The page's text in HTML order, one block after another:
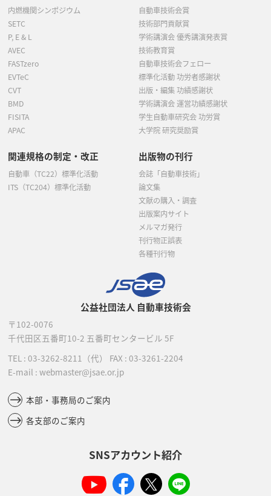
公益社団法人 自動車技術会
〒102-0076
千代田区五番町10-2 五番町センタービル 5F
TEL : 03-3262-8211 （代） FAX : 03-3261-2204
E-mail : webmaster@jsae.or.jp
本部・事務局のご案内
各支部のご案内
SNSアカウント紹介
内燃機関シンポジウム
SETC
P, E & L
AVEC
FASTzero
EVTeC
CVT
BMD
FISITA
APAC
自動車技術会賞
技術部門貢献賞
学術講演会 優秀講演発表賞
技術教育賞
自動車技術会フェロー
標準化活動 功労者感謝状
出版・編集 功績感謝状
学術講演会 運営功績感謝状
学生自動車研究会 功労賞
大学院 研究奨励賞
関連規格の制定・改正
自動車（TC22）標準化活動
ITS（TC204）標準化活動
出版物の刊行
会誌「自動車技術」
論文集
文献の購入・調査
出版案内サイト
メルマガ発行
刊行物正誤表
各種刊行物